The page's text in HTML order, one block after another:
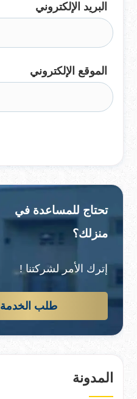
البريد الإلكتروني
الموقع الإلكتروني
تحتاج للمساعدة في
منزلك؟
إترك الأمر لشركتنا !
طلب الخدمة
المدونة